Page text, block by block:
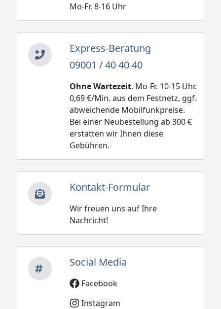
Mo-Fr. 8-16 Uhr
Express-Beratung
09001 / 40 40 40
Ohne Wartezeit. Mo-Fr. 10-15 Uhr.
0,69 €/Min. aus dem Festnetz, ggf.
abweichende Mobilfunkpreise.
Bei einer Neubestellung ab 300 €
erstatten wir Ihnen diese
Gebühren.
Kontakt-Formular
Wir freuen uns auf Ihre
Nachricht!
Social Media
Facebook
Instagram